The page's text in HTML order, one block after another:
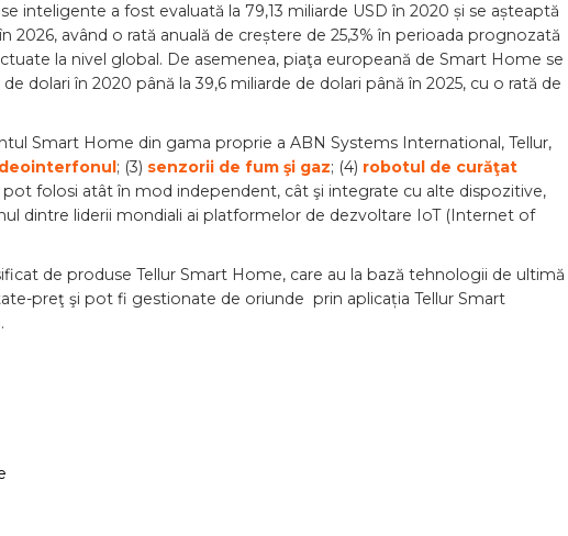
inteligente a fost evaluată la 79,13 miliarde USD în 2020 și se așteaptă
2026, având o rată anuală de creștere de 25,3% în perioada prognozată
la nivel global. De asemenea, piaţa europeană de Smart Home se
dolari în 2020 până la 39,6 miliarde de dolari până în 2025, cu o rată de
Smart Home din gama proprie a ABN Systems International, Tellur,
; (3) senzorii de fum şi gaz; (4) robotul de curăţat
pot folosi atât în mod independent, cât şi integrate cu alte dispozitive,
dintre liderii mondiali ai platformelor de dezvoltare IoT (Internet of
de produse Tellur Smart Home, care au la bază tehnologii de ultimă
preţ şi pot fi gestionate de oriunde prin aplicația Tellur Smart